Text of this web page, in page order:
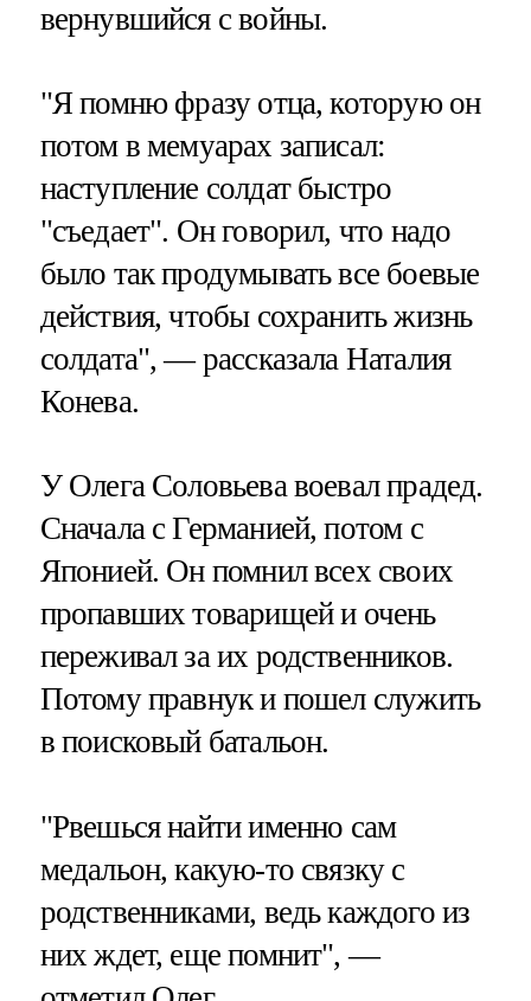
вернувшийся с войны.
"Я помню фразу отца, которую он
потом в мемуарах записал:
наступление солдат быстро
"съедает". Он говорил, что надо
было так продумывать все боевые
действия, чтобы сохранить жизнь
солдата", — рассказала Наталия
Конева.
У Олега Соловьева воевал прадед.
Сначала с Германией, потом с
Японией. Он помнил всех своих
пропавших товарищей и очень
переживал за их родственников.
Потому правнук и пошел служить
в поисковый батальон.
"Рвешься найти именно сам
медальон, какую-то связку с
родственниками, ведь каждого из
них ждет, еще помнит", —